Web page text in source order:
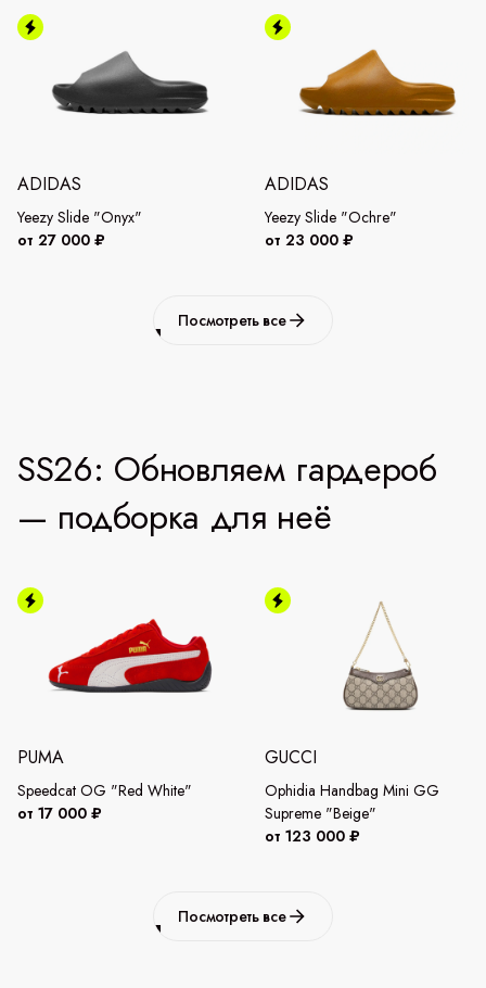
ADIDAS
Yeezy Slide "Onyx"
от 27 000 ₽
ADIDAS
Yeezy Slide "Ochre"
от 23 000 ₽
Посмотреть все
SS26: Обновляем гардероб
— подборка для неё
PUMA
Speedcat OG "Red White"
от 17 000 ₽
GUCCI
Ophidia Handbag Mini GG
Supreme "Beige"
от 123 000 ₽
Посмотреть все